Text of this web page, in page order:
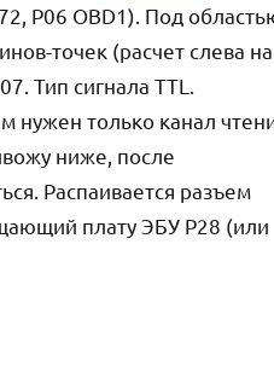
P06 OBD1). Под
точек (расчет слева на
Тип сигнала TTL.
нужен только канал
ниже, после
Распаивается разъем
плату ЭБУ P28 (или